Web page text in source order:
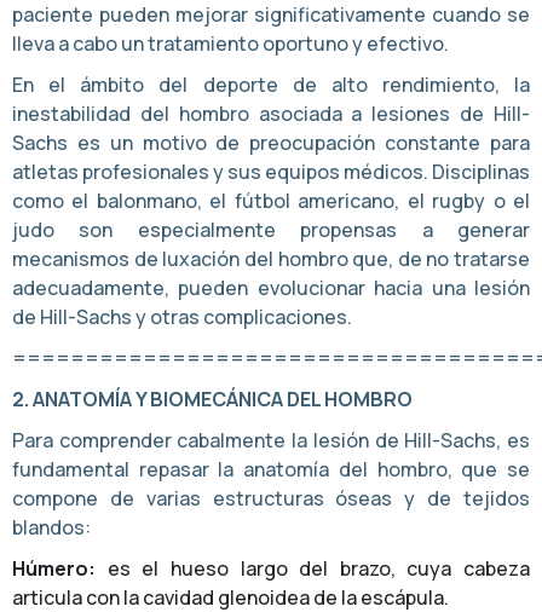
paciente pueden mejorar significativamente cuando se
lleva a cabo un tratamiento oportuno y efectivo.
En el ámbito del deporte de alto rendimiento, la
inestabilidad del hombro asociada a lesiones de Hill-
Sachs es un motivo de preocupación constante para
atletas profesionales y sus equipos médicos. Disciplinas
como el balonmano, el fútbol americano, el rugby o el
judo son especialmente propensas a generar
mecanismos de luxación del hombro que, de no tratarse
adecuadamente, pueden evolucionar hacia una lesión
de Hill-Sachs y otras complicaciones.
2. ANATOMÍA Y BIOMECÁNICA DEL HOMBRO
Para comprender cabalmente la lesión de Hill-Sachs, es
fundamental repasar la anatomía del hombro, que se
compone de varias estructuras óseas y de tejidos
blandos:
Húmero: es el hueso largo del brazo, cuya cabeza
articula con la cavidad glenoidea de la escápula.